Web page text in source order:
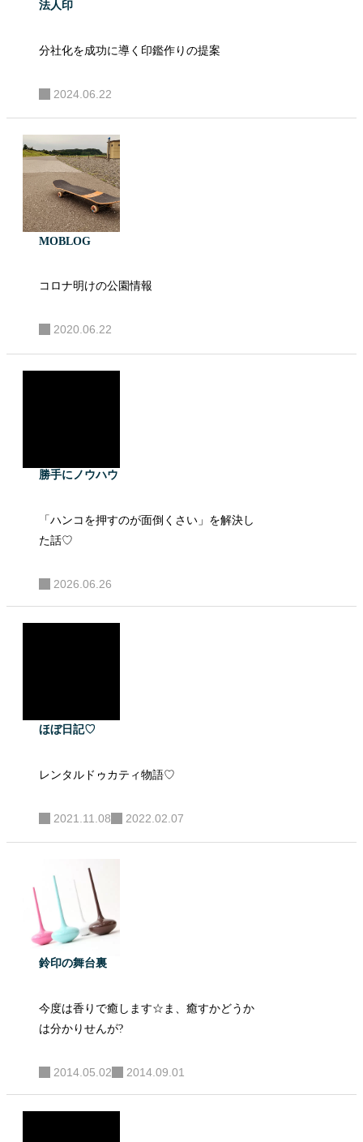
法人印
分社化を成功に導く印鑑作りの提案
2024.06.22
MOBLOG
コロナ明けの公園情報
2020.06.22
勝手にノウハウ
「ハンコを押すのが面倒くさい」を解決し
た話♡
2026.06.26
ほぼ日記♡
レンタルドゥカティ物語♡
2021.11.08 2022.02.07
鈴印の舞台裏
今度は香りで癒します☆ま、癒すかどうか
は分かりせんが?
2014.05.02 2014.09.01